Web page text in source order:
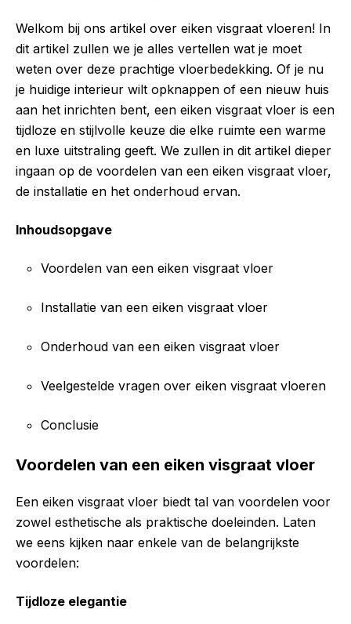
Welkom bij ons artikel over eiken visgraat vloeren! In
dit artikel zullen we je alles vertellen wat je moet
weten over deze prachtige vloerbedekking. Of je nu
je huidige interieur wilt opknappen of een nieuw huis
aan het inrichten bent, een eiken visgraat vloer is een
tijdloze en stijlvolle keuze die elke ruimte een warme
en luxe uitstraling geeft. We zullen in dit artikel dieper
ingaan op de voordelen van een eiken visgraat vloer,
de installatie en het onderhoud ervan.
Inhoudsopgave
Voordelen van een eiken visgraat vloer
Installatie van een eiken visgraat vloer
Onderhoud van een eiken visgraat vloer
Veelgestelde vragen over eiken visgraat vloeren
Conclusie
Voordelen van een eiken visgraat vloer
Een eiken visgraat vloer biedt tal van voordelen voor
zowel esthetische als praktische doeleinden. Laten
we eens kijken naar enkele van de belangrijkste
voordelen:
Tijdloze elegantie